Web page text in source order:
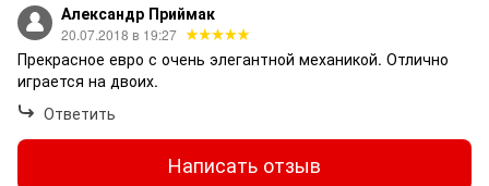
Александр Приймак
20.07.2018 в 19:27
Прекрасное евро с очень элегантной механикой. Отлично
играется на двоих.
Ответить
Написать отзыв